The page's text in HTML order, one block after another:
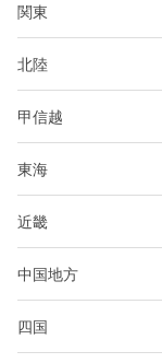
関東
北陸
甲信越
東海
近畿
中国地方
四国